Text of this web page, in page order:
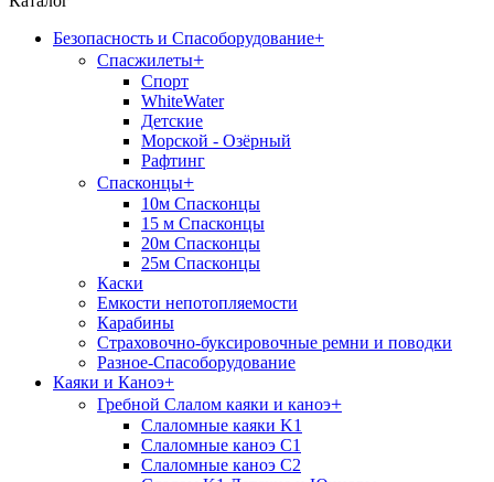
Безопасность и Спасоборудование+
Спасжилеты+
Спорт
WhiteWater
Детские
Морской - Озёрный
Рафтинг
Спасконцы+
10м Спасконцы
15 м Спасконцы
20м Спасконцы
25м Спасконцы
Каски
Емкости непотопляемости
Карабины
Страховочно-буксировочные ремни и поводки
Разное-Спасоборудование
Каяки и Каноэ+
Гребной Слалом каяки и каноэ+
Слаломные каяки K1
Слаломные каноэ С1
Слаломные каноэ С2